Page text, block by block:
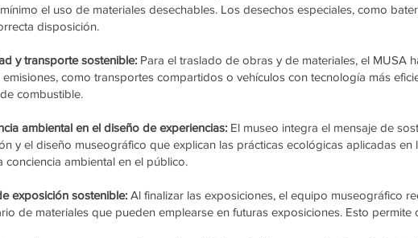
el uso de materiales desechables. Los desechos especiales, como
disposición.
y transporte sostenible: Para el traslado de obras y de materiales, el
emisiones, como transportes compartidos o vehículos con tecnología más
combustible.
ambiental en el diseño de experiencias: El museo integra el mensaje de
y el diseño museográfico que explican las prácticas ecológicas aplicadas
conciencia ambiental en el público.
exposición sostenible: Al finalizar las exposiciones, el equipo museográfico
de materiales que pueden emplearse en futuras exposiciones. Esto